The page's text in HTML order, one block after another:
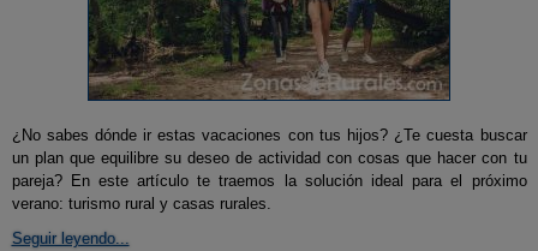
¿No sabes dónde ir estas vacaciones con tus hijos? ¿Te cuesta buscar
un plan que equilibre su deseo de actividad con cosas que hacer con tu
pareja? En este artículo te traemos la solución ideal para el próximo
verano: turismo rural y casas rurales.
Seguir leyendo...